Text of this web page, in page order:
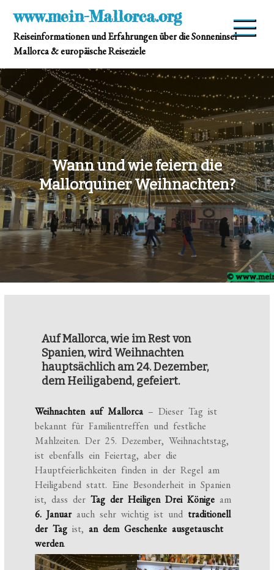
content
www.mein-Mallorca.org
Reiseinformationen und Erfahrungen über die Sonneninsel
Mallorca & europäische Reiseziele
Wann und wie feiern die
Mallorquiner Weihnachten?
Auf Mallorca, wie im Rest von
Spanien, wird Weihnachten
hauptsächlich am 24. Dezember,
dem Heiligabend, gefeiert.
Weihnachten auf Mallorca– Dieser Tag ist
bekannt für Familientreffen und festliche
Mahlzeiten. Der 25. Dezember, Weihnachtstag,
ist ebenfalls ein Feiertag, aber die
Hauptfeierlichkeiten finden in der Regel am
Heiligabend statt. Eine Besonderheit in Spanien
ist, dass derTag der Heiligen Drei Könige am
6. Januarauch sehr wichtig ist und traditionell
der Tag ist,an dem Geschenke ausgetauscht
werden.